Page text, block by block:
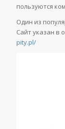
пользуются
Один из
Сайт указан в
pity.pl/